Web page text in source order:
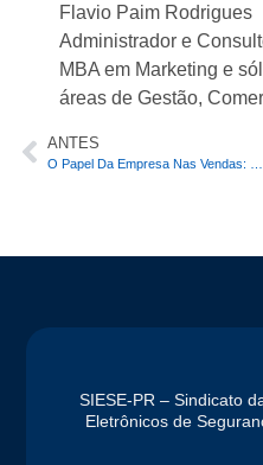
Flavio Paim Rodrigues
Administrador e
MBA em Marketing e
áreas de Gestão,
ANTES
SIESE-PR – Sindicato
Eletrônicos de